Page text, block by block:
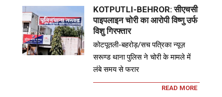
KOTPUTLI-BEHROR: सीएचसी
पाइपलाइन चोरी का आरोपी विष्णु उर्फ
विशु गिरफ्तार
कोटपूतली-बहरोड़/सच पत्रिका न्यूज़
सरूण्ड थाना पुलिस ने चोरी के मामले में
लंबे समय से फरार
READ MORE